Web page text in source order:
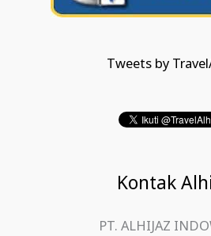
Tweets by
Kontak
PT. ALHIJAZ